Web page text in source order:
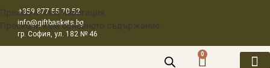
Прескочи към навигация
Прескочи към основното съдържание
+359 877 55 70 52
info@giftbaskets.bg
гр. София, ул. 182 № 46
0